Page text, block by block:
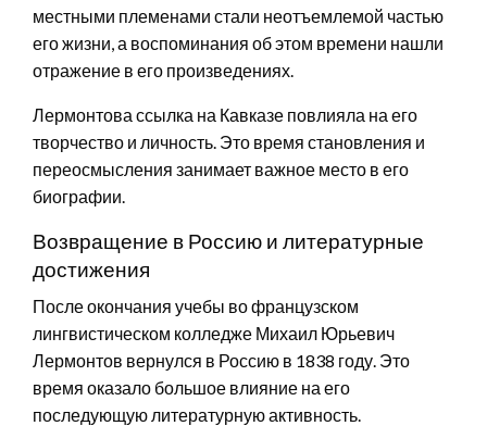
местными племенами стали неотъемлемой частью
его жизни, а воспоминания об этом времени нашли
отражение в его произведениях.
Лермонтова ссылка на Кавказе повлияла на его
творчество и личность. Это время становления и
переосмысления занимает важное место в его
биографии.
Возвращение в Россию и литературные
достижения
После окончания учебы во французском
лингвистическом колледже Михаил Юрьевич
Лермонтов вернулся в Россию в 1838 году. Это
время оказало большое влияние на его
последующую литературную активность.